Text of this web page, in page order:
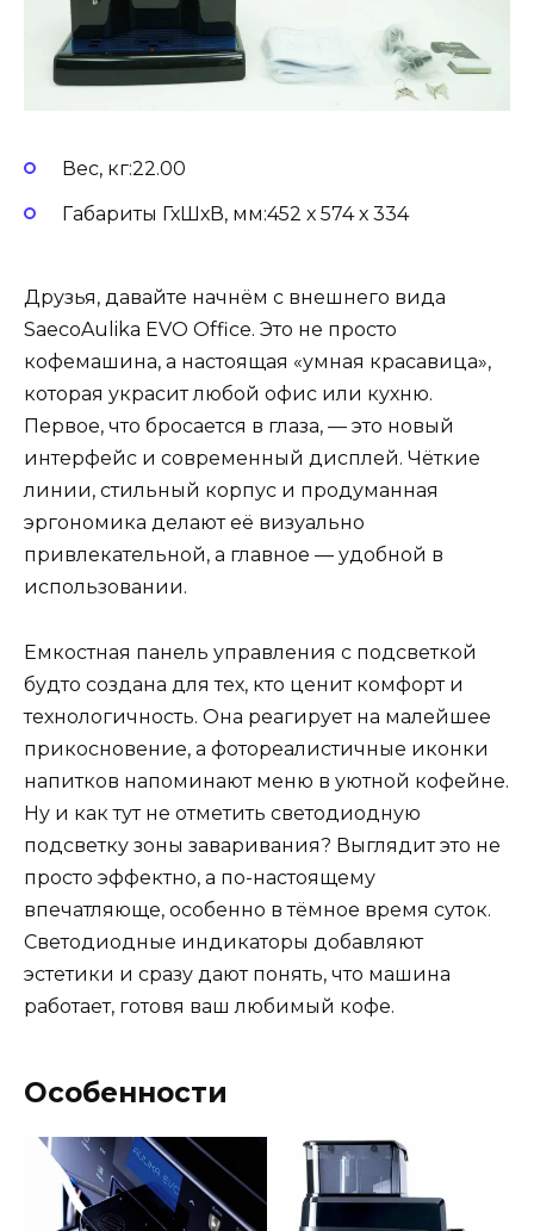
Вес, кг:22.00
Габариты ГхШхВ, мм:452 х 574 х 334
Друзья, давайте начнём с внешнего вида
SaecoAulika EVO Office. Это не просто
кофемашина, а настоящая «умная красавица»,
которая украсит любой офис или кухню.
Первое, что бросается в глаза, — это новый
интерфейс и современный дисплей. Чёткие
линии, стильный корпус и продуманная
эргономика делают её визуально
привлекательной, а главное — удобной в
использовании.
Емкостная панель управления с подсветкой
будто создана для тех, кто ценит комфорт и
технологичность. Она реагирует на малейшее
прикосновение, а фотореалистичные иконки
напитков напоминают меню в уютной кофейне.
Ну и как тут не отметить светодиодную
подсветку зоны заваривания? Выглядит это не
просто эффектно, а по-настоящему
впечатляюще, особенно в тёмное время суток.
Светодиодные индикаторы добавляют
эстетики и сразу дают понять, что машина
работает, готовя ваш любимый кофе.
Особенности